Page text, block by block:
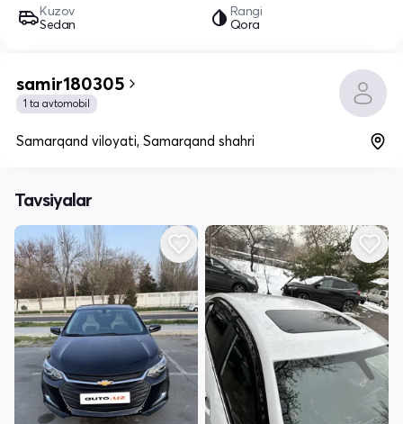
Kuzov
Sedan
Rangi
Qora
samir180305
1 ta avtomobil
Samarqand viloyati, Samarqand shahri
Tavsiyalar